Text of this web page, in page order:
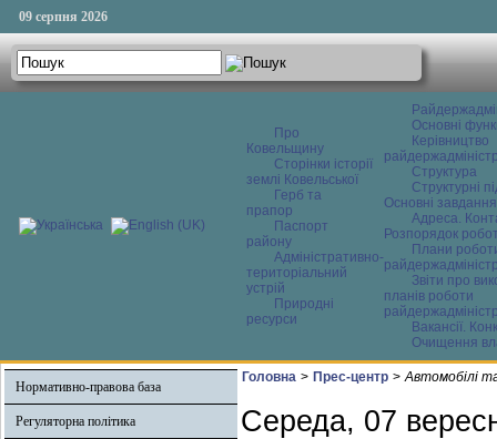
09 серпня 2026
Про
Ковельщину
Сторінки історії
землі Ковельської
Герб та
прапор
Паспорт
району
Адміністративно-
територіальний
устрій
Природні
ресурси
Основні
Керівництво
Структура
Структурні
Основні завдання
Адреса.
Розпорядок
Плани
Звіти про
планів роботи
Вакансії.
Очищення
Нормативно-правова база
Регуляторна політика
Головна > Прес-центр > Автомобілі
Середа, 07